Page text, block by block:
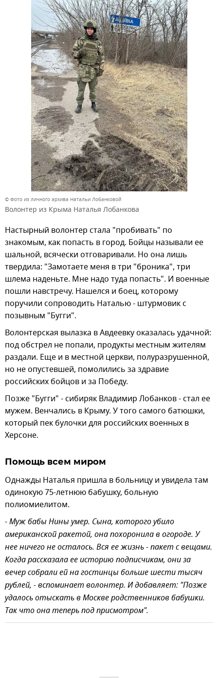
© Фото из личного архива Натальи Лобанковой
Волонтер из Крыма Наталья Лобанкова
Настырный волонтер стала "пробивать" по
знакомым, как попасть в город. Бойцы называли ее
шальной, всячески отговаривали. Но она лишь
твердила: "Замотаете меня в три "броника", три
шлема наденьте. Мне надо туда попасть". И военные
пошли навстречу. Нашелся и боец, которому
поручили сопроводить Наталью - штурмовик с
позывным "Бугги".
Волонтерская вылазка в Авдеевку оказалась удачной:
под обстрел не попали, продукты местным жителям
раздали. Еще и в местной церкви, полуразрушенной,
но не опустевшей, помолились за здравие
российских бойцов и за Победу.
Позже "Бугги" - сибиряк Владимир Лобанков - стал ее
мужем. Венчались в Крыму. У того самого батюшки,
который пек булочки для российских военных в
Херсоне.
Помощь всем миром
Однажды Наталья пришла в больницу и увидела там
одинокую 75-летнюю бабушку, больную
полиомиелитом.
- Муж бабы Нины умер. Сына, которого убило
американской ракетой, она похоронила в огороде. У
нее ничего не осталось. Вся ее жизнь - пакет с вещами.
Когда рассказала ее историю подписчикам, они за
вечер собрали ей на гостинцы больше шести тысяч
рублей, - вспоминает волонтер. И добавляет: "Позже
удалось отыскать в Москве родственников бабушки.
Так что она теперь под присмотром".